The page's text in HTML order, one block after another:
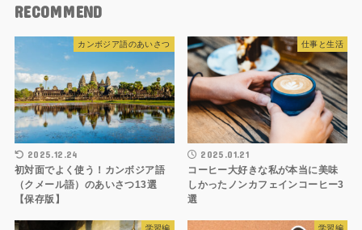
RECOMMEND
カンボジア語のあいさつ
2025.12.24
初対面でよく使う！カンボジア語
（クメール語）のあいさつ13選
【保存版】
仕事と生活
2025.01.21
コーヒー大好きな私が本当に美味
しかったノンカフェインコーヒー3
選
学習編 学習編